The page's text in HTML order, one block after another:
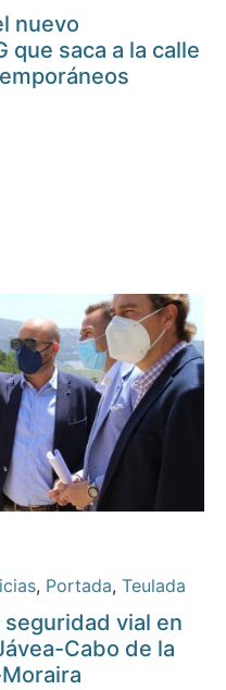
nuevo
que saca a la calle
, Portada, Teulada
seguridad vial en
Cabo de la